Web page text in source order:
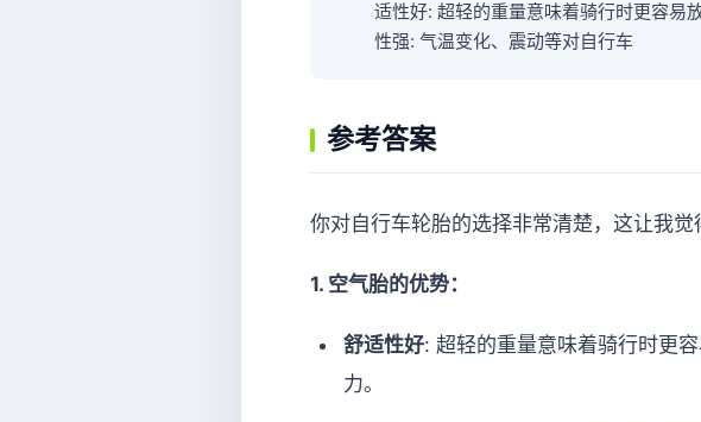
适性好: 超轻的重量意味着骑行时更容易
性强: 气温变化、震动等对自行车
参考答案
你对自行车轮胎的选择非常清楚，这让我
1. 空气胎的优势：
舒适性好: 超轻的重量意味着骑行时更
力。